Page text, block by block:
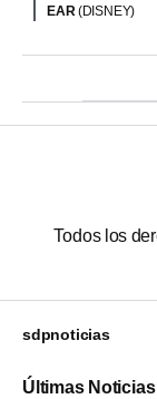
EAR(DISNEY)
Todos los
sdpnoticias
Últimas Noticias